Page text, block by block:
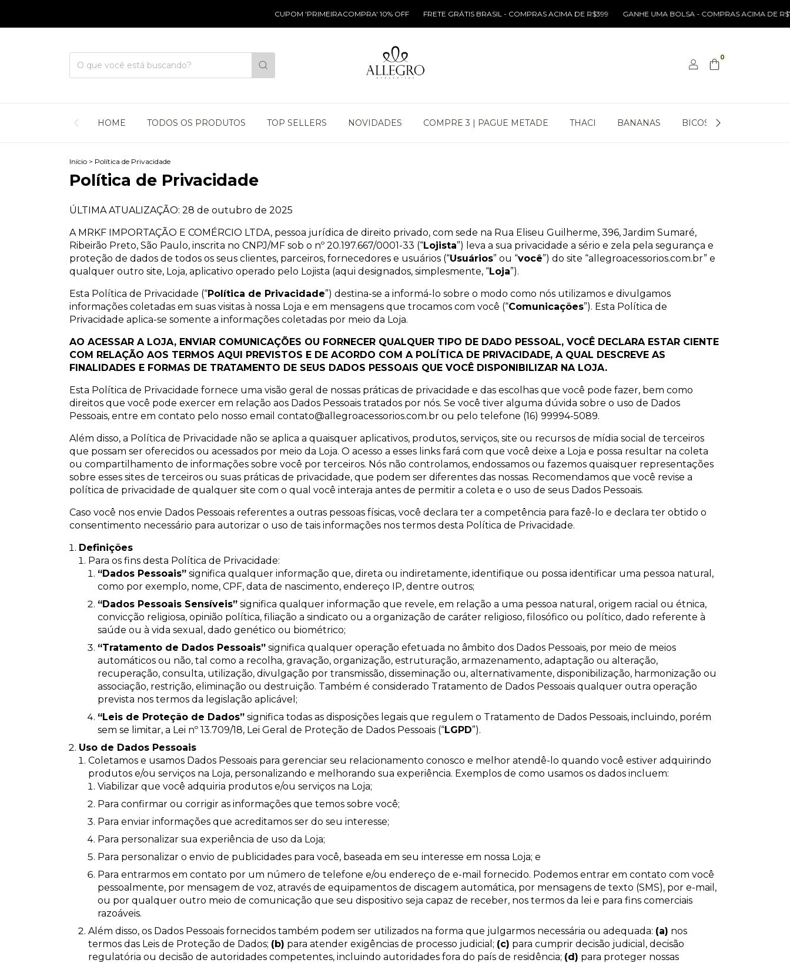
CUPOM 'PRIMEIRACOMPRA' 10% OFF FRETE GRÁTIS BRASIL - COMPRAS ACIMA DE R$399 GANHE UMA BOLSA - COMPRAS ACIMA DE R$799
0
HOME TODOS OS PRODUTOS TOP SELLERS NOVIDADES COMPRE 3 | PAGUE METADE THACI BANANAS BICOS DE PATO
Início > Política de Privacidade
Política de Privacidade
ÚLTIMA ATUALIZAÇÃO: 28 de outubro de 2025
A MRKF IMPORTAÇÃO E COMÉRCIO LTDA, pessoa jurídica de direito privado, com sede na Rua Eliseu Guilherme, 396, Jardim Sumaré,
Ribeirão Preto, São Paulo, inscrita no CNPJ/MF sob o nº 20.197.667/0001-33 (“Lojista”) leva a sua privacidade a sério e zela pela segurança e
proteção de dados de todos os seus clientes, parceiros, fornecedores e usuários (“Usuários” ou “você”) do site “allegroacessorios.com.br” e
qualquer outro site, Loja, aplicativo operado pelo Lojista (aqui designados, simplesmente, “Loja”).
Esta Política de Privacidade (“Política de Privacidade”) destina-se a informá-lo sobre o modo como nós utilizamos e divulgamos
informações coletadas em suas visitas à nossa Loja e em mensagens que trocamos com você (“Comunicações”). Esta Política de
Privacidade aplica-se somente a informações coletadas por meio da Loja.
AO ACESSAR A LOJA, ENVIAR COMUNICAÇÕES OU FORNECER QUALQUER TIPO DE DADO PESSOAL, VOCÊ DECLARA ESTAR CIENTE
COM RELAÇÃO AOS TERMOS AQUI PREVISTOS E DE ACORDO COM A POLÍTICA DE PRIVACIDADE, A QUAL DESCREVE AS
FINALIDADES E FORMAS DE TRATAMENTO DE SEUS DADOS PESSOAIS QUE VOCÊ DISPONIBILIZAR NA LOJA.
Esta Política de Privacidade fornece uma visão geral de nossas práticas de privacidade e das escolhas que você pode fazer, bem como
direitos que você pode exercer em relação aos Dados Pessoais tratados por nós. Se você tiver alguma dúvida sobre o uso de Dados
Pessoais, entre em contato pelo nosso email contato@allegroacessorios.com.br ou pelo telefone (16) 99994-5089.
Além disso, a Política de Privacidade não se aplica a quaisquer aplicativos, produtos, serviços, site ou recursos de mídia social de terceiros
que possam ser oferecidos ou acessados por meio da Loja. O acesso a esses links fará com que você deixe a Loja e possa resultar na coleta
ou compartilhamento de informações sobre você por terceiros. Nós não controlamos, endossamos ou fazemos quaisquer representações
sobre esses sites de terceiros ou suas práticas de privacidade, que podem ser diferentes das nossas. Recomendamos que você revise a
política de privacidade de qualquer site com o qual você interaja antes de permitir a coleta e o uso de seus Dados Pessoais.
Caso você nos envie Dados Pessoais referentes a outras pessoas físicas, você declara ter a competência para fazê-lo e declara ter obtido o
consentimento necessário para autorizar o uso de tais informações nos termos desta Política de Privacidade.
Definições
Para os fins desta Política de Privacidade:
“Dados Pessoais” significa qualquer informação que, direta ou indiretamente, identifique ou possa identificar uma pessoa natural,
como por exemplo, nome, CPF, data de nascimento, endereço IP, dentre outros;
“Dados Pessoais Sensíveis” significa qualquer informação que revele, em relação a uma pessoa natural, origem racial ou étnica,
convicção religiosa, opinião política, filiação a sindicato ou a organização de caráter religioso, filosófico ou político, dado referente à
saúde ou à vida sexual, dado genético ou biométrico;
“Tratamento de Dados Pessoais” significa qualquer operação efetuada no âmbito dos Dados Pessoais, por meio de meios
automáticos ou não, tal como a recolha, gravação, organização, estruturação, armazenamento, adaptação ou alteração,
recuperação, consulta, utilização, divulgação por transmissão, disseminação ou, alternativamente, disponibilização, harmonização ou
associação, restrição, eliminação ou destruição. Também é considerado Tratamento de Dados Pessoais qualquer outra operação
prevista nos termos da legislação aplicável;
“Leis de Proteção de Dados” significa todas as disposições legais que regulem o Tratamento de Dados Pessoais, incluindo, porém
sem se limitar, a Lei nº 13.709/18, Lei Geral de Proteção de Dados Pessoais (“LGPD”).
Uso de Dados Pessoais
Coletamos e usamos Dados Pessoais para gerenciar seu relacionamento conosco e melhor atendê-lo quando você estiver adquirindo
produtos e/ou serviços na Loja, personalizando e melhorando sua experiência. Exemplos de como usamos os dados incluem:
Viabilizar que você adquiria produtos e/ou serviços na Loja;
Para confirmar ou corrigir as informações que temos sobre você;
Para enviar informações que acreditamos ser do seu interesse;
Para personalizar sua experiência de uso da Loja;
Para personalizar o envio de publicidades para você, baseada em seu interesse em nossa Loja; e
Para entrarmos em contato por um número de telefone e/ou endereço de e-mail fornecido. Podemos entrar em contato com você
pessoalmente, por mensagem de voz, através de equipamentos de discagem automática, por mensagens de texto (SMS), por e-mail,
ou por qualquer outro meio de comunicação que seu dispositivo seja capaz de receber, nos termos da lei e para fins comerciais
razoáveis.
Além disso, os Dados Pessoais fornecidos também podem ser utilizados na forma que julgarmos necessária ou adequada: (a) nos
termos das Leis de Proteção de Dados; (b) para atender exigências de processo judicial; (c) para cumprir decisão judicial, decisão
regulatória ou decisão de autoridades competentes, incluindo autoridades fora do país de residência; (d) para proteger nossas